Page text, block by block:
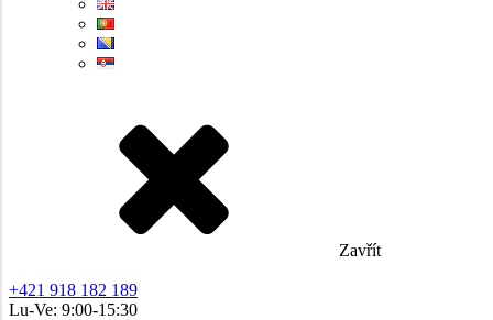
Zavřít
+421 918 182 189
Lu-Ve: 9:00-15:30